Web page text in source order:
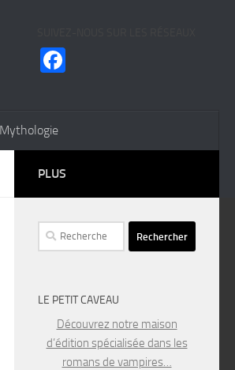
Mythologie
PLUS
Rechercher :
LE PETIT CAVEAU
Découvrez notre maison
d’édition spécialisée dans les
romans de vampires…